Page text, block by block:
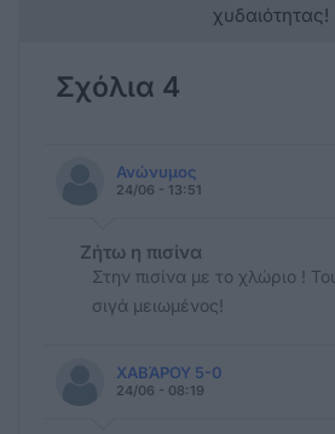
χυδαιότητας!
Σχόλια 4
Ανώνυμος
24/06 - 13:51
Ζήτω η πισίνα
Στην πισίνα με το χλώριο !
σιγά μειωμένος!
ΧΑΒΆΡΟΥ 5-0
24/06 - 08:19